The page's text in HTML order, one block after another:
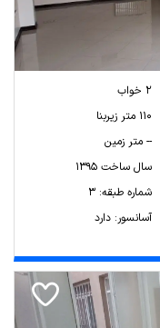
2 خواب
110 متر زیربنا
-- متر زمین
سال ساخت 1395
شماره طبقه: 3
آسانسور: دارد